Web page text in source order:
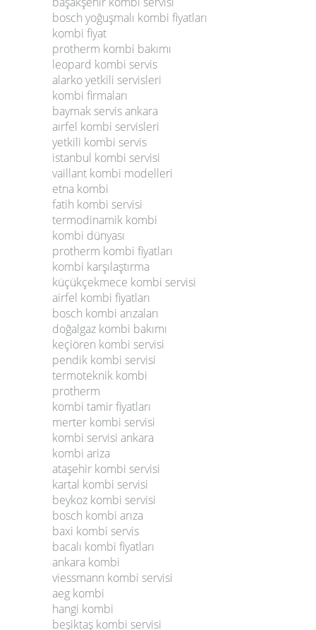
bosch yoğuşmalı kombi fiyatları
kombi fiyat
protherm kombi bakımı
leopard kombi servis
alarko yetkili servisleri
kombi firmaları
baymak servis ankara
aırfel kombi servisleri
yetkili kombi servis
istanbul kombi servisi
vaillant kombi modelleri
etna kombi
fatih kombi servisi
termodinamik kombi
kombi dünyası
protherm kombi fiyatları
kombi karşılaştırma
küçükçekmece kombi servisi
airfel kombi fiyatları
bosch kombi arızaları
doğalgaz kombi bakımı
keçiören kombi servisi
pendik kombi servisi
termoteknik kombi
protherm
kombi tamir fiyatları
merter kombi servisi
kombi servisi ankara
kombi ariza
ataşehir kombi servisi
kartal kombi servisi
beykoz kombi servisi
bosch kombi arıza
baxi kombi servis
bacalı kombi fiyatları
ankara kombi
viessmann kombi servisi
aeg kombi
hangi kombi
beşiktaş kombi servisi